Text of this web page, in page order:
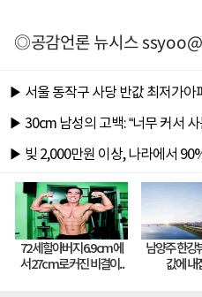
◎공감언론 뉴시스